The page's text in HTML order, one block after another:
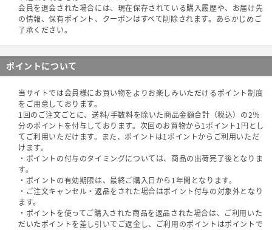
会員を退会された場合には、現在保存されている購入履歴や、お届け先
の情報、保有ポイント、クーポンはすべて削除されます。あらかじめご
了承ください。
ポイントについて
当サイトでは会員様にお買い物をよりお楽しみいただけるポイント制度
をご用意しております。
1回のご注文ごとに、送料/手数料を除いた商品金額合計（税込）の2％
分のポイントを付与しております。次回のお買物から1ポイント1円とし
てご利用いただけます。また、ポイントは1ポイントからご利用いただ
けます。
・ポイントの付与のタイミングについては、商品の出荷完了後となりま
す。
・ポイントの有効期限は、最終ご購入日から1年間となります。
・ご注文キャンセル・返品をされた場合はポイント付与の対象外となり
ます。
・ポイントを使ってご購入された商品を返品された場合は、ご利用いた
だいたポイントを差し引いてご返金し、ご利用のポイントはポイントで